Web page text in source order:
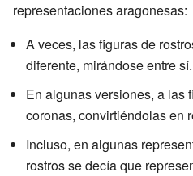
representaciones aragonesas:
A veces, las figuras de
diferente, mirándose entre sí.
En algunas versiones, a las
coronas, convirtiéndolas en
Incluso, en algunas
rostros se decía que